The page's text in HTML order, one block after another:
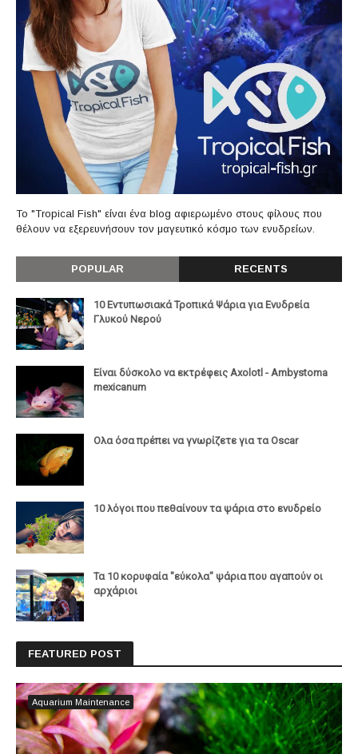
Το "Tropical Fish" είναι ένα blog αφιερωμένο στους φίλους που
θέλουν να εξερευνήσουν τον μαγευτικό κόσμο των ενυδρείων.
POPULAR RECENTS
10 Εντυπωσιακά Τροπικά Ψάρια για Ενυδρεία
Γλυκού Νερού
Είναι δύσκολο να εκτρέφεις Axolotl - Ambystoma
mexicanum
Ολα όσα πρέπει να γνωρίζετε για τα Oscar
10 λόγοι που πεθαίνουν τα ψάρια στο ενυδρείο
Τα 10 κορυφαία "εύκολα" ψάρια που αγαπούν οι
αρχάριοι
FEATURED POST
Aquarium Maintenance